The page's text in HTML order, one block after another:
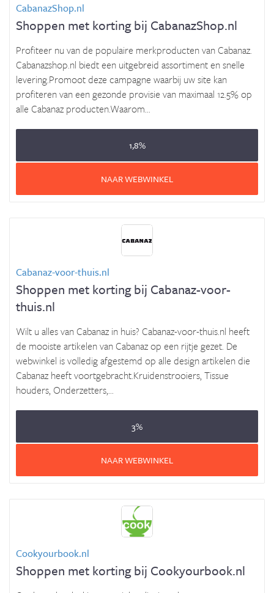
CabanazShop.nl
Shoppen met korting bij CabanazShop.nl
Profiteer nu van de populaire merkproducten van Cabanaz.
Cabanazshop.nl biedt een uitgebreid assortiment en snelle
levering.Promoot deze campagne waarbij uw site kan
profiteren van een gezonde provisie van maximaal 12.5% op
alle Cabanaz producten.Waarom...
1,8%
NAAR WEBWINKEL
Cabanaz-voor-thuis.nl
Shoppen met korting bij Cabanaz-voor-
thuis.nl
Wilt u alles van Cabanaz in huis? Cabanaz-voor-thuis.nl heeft
de mooiste artikelen van Cabanaz op een rijtje gezet. De
webwinkel is volledig afgestemd op alle design artikelen die
Cabanaz heeft voortgebracht.Kruidenstrooiers, Tissue
houders, Onderzetters,...
3%
NAAR WEBWINKEL
Cookyourbook.nl
Shoppen met korting bij Cookyourbook.nl